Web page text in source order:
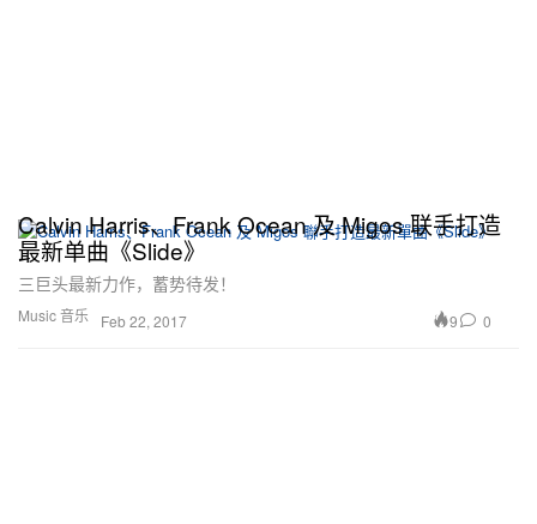
Music 音乐
Calvin Harris、Frank Ocean 及 Migos 联手打造
最新单曲《Slide》
三巨头最新力作，蓄势待发！
Feb 22, 2017 9 0